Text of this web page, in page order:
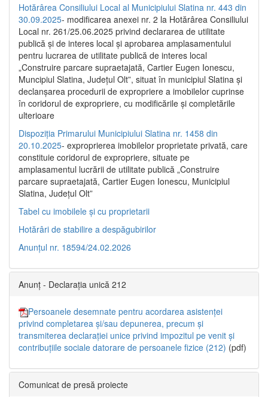
Hotărârea Consiliului Local al Municipiului Slatina nr. 443 din
30.09.2025- modificarea anexei nr. 2 la Hotărârea Consiliului
Local nr. 261/25.06.2025 privind declararea de utilitate
publică şi de interes local şi aprobarea amplasamentului
pentru lucrarea de utilitate publică de interes local
„Construire parcare supraetajată, Cartier Eugen Ionescu,
Muncipiul Slatina, Judeţul Olt”, situat în municipiul Slatina şi
declanşarea procedurii de expropriere a imobilelor cuprinse
în coridorul de expropriere, cu modificările şi completările
ulterioare
Dispoziția Primarului Municipiului Slatina nr. 1458 din
20.10.2025- exproprierea imobilelor proprietate privată, care
constituie coridorul de expropriere, situate pe
amplasamentul lucrării de utilitate publică „Construire
parcare supraetajată, Cartier Eugen Ionescu, Municipiul
Slatina, Județul Olt”
Tabel cu imobilele și cu proprietarii
Hotărâri de stabilire a despăgubirilor
Anunțul nr. 18594/24.02.2026
Anunț - Declarația unică 212
Persoanele desemnate pentru acordarea asistenței
privind completarea și/sau depunerea, precum și
transmiterea declarației unice privind impozitul pe venit și
contribuțiile sociale datorare de persoanele fizice (212) (pdf)
Comunicat de presă proiecte